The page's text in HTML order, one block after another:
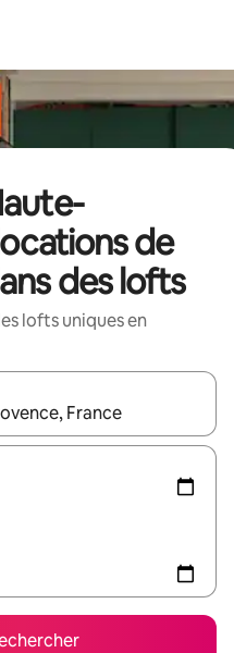
de
des lofts
lofts uniques en
utilisez les flèches